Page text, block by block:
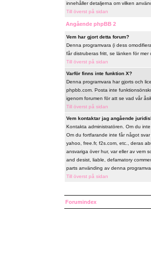
innehåller detaljerna om vilken
Till överst på sidan
Angående phpBB 2
Vem har gjort detta forum?
Denna programvara (i dess
får distruberas fritt, se länken för mer
Till överst på sidan
Varför finns inte funktion X?
Denna programvara har gjorts och
phpbb.com. Posta inte
igenom forumen för att se vad vår
Till överst på sidan
Vem kontaktar jag angående
Kontakta administratören. Om du
Om du fortfarande inte får något
yahoo, free.fr, f2s.com, etc., deras
ansvariga över hur, var eller av vem
and desist, liable, defamatory
parts använding av denna
Till överst på sidan
Forumindex